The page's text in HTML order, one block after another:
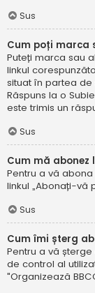
Sus
Cum poți marca
Puteți marca sau
linkul
situat în partea de
Răspuns la o
este trimis un
Sus
Cum mă abonez
Pentru a vă
linkul „Abonați-vă
Sus
Cum îmi șterg
Pentru a vă
de control al
"Organizează